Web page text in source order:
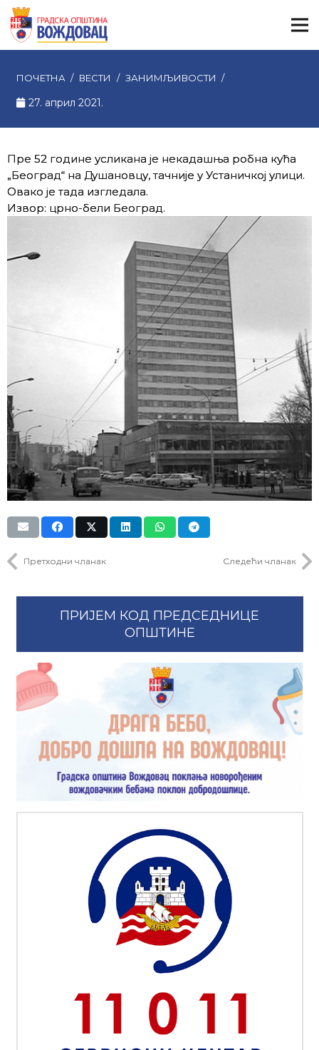
ПОЧЕТНА / ВЕСТИ / ЗАНИМЉИВОСТИ /
27. април 2021.
Пре 52 године усликана је некадашња робна кућа
„Београд“ на Душановцу, тачније у Устаничкој улици.
Овако је тада изгледала.
Извор: црно-бели Београд.
Претходни чланак Следећи чланак
ПРИЈЕМ КОД ПРЕДСЕДНИЦЕ
ОПШТИНЕ